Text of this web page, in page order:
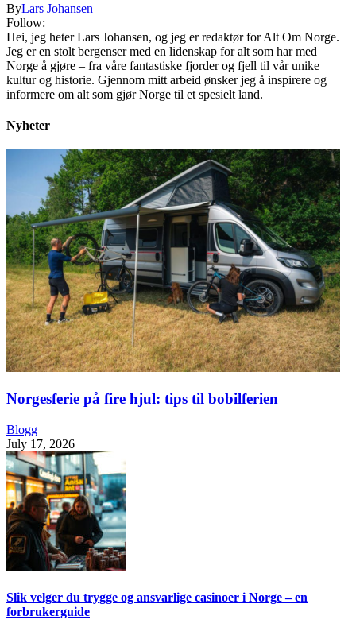
ByLars Johansen
Follow:
Hei, jeg heter Lars Johansen, og jeg er redaktør for Alt Om Norge.
Jeg er en stolt bergenser med en lidenskap for alt som har med
Norge å gjøre – fra våre fantastiske fjorder og fjell til vår unike
kultur og historie. Gjennom mitt arbeid ønsker jeg å inspirere og
informere om alt som gjør Norge til et spesielt land.
Nyheter
Norgesferie på fire hjul: tips til bobilferien
Blogg
July 17, 2026
Slik velger du trygge og ansvarlige casinoer i Norge – en
forbrukerguide